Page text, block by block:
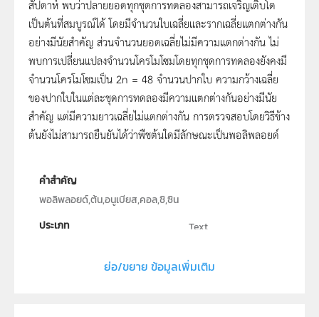
สัปดาห์ พบว่าปลายยอดทุกชุดการทดลองสามารถเจริญเติบโต
เป็นต้นที่สมบูรณ์ได้ โดยมีจำนวนใบเฉลี่ยและรากเฉลี่ยแตกต่างกัน
อย่างมีนัยสำคัญ ส่วนจำนวนยอดเฉลี่ยไม่มีความแตกต่างกัน ไม่
พบการเปลี่ยนแปลงจำนวนโครโมโซมโดยทุกชุดการทดลองยังคงมี
จำนวนโครโมโซมเป็น 2n = 48 จำนวนปากใบ ความกว้างเฉลี่ย
ของปากใบในแต่ละชุดการทดลองมีความแตกต่างกันอย่างมีนัย
สำคัญ แต่มีความยาวเฉลี่ยไม่แตกต่างกัน การตรวจสอบโดยวิธีข้าง
ต้นยังไม่สามารถยืนยันได้ว่าพืชต้นใดมีลักษณะเป็นพอลิพลอยด์
คำสำคัญ
พอลิพลอยด์,ต้น,อนูเบียส,คอล,ชิ,ซิน
ประเภท
Text
คณะวิทยาศาสตร์มหาวิทยาลัยสงขลานครินทร์
ย่อ/ขยาย ข้อมูลเพิ่มเติม